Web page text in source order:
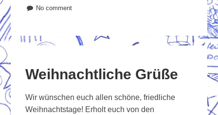
No comment
Weihnachtliche Grüße
Wir wünschen euch allen schöne, friedliche
Weihnachtstage! Erholt euch von den